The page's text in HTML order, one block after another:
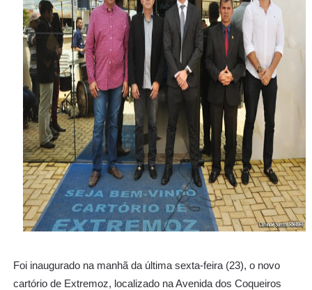
Foi inaugurado na manhã da última sexta-feira (23), o novo
cartório de Extremoz, localizado na Avenida dos Coqueiros